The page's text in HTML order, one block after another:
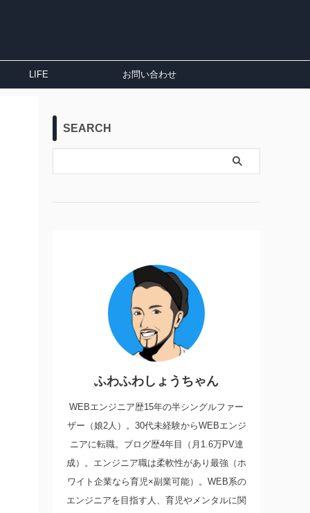
LIFE お問い合わせ
SEARCH
ふわふわしょうちゃん
WEBエンジニア歴15年の半シングルファー
ザー（娘2人）。30代未経験からWEBエンジ
ニアに転職。ブログ歴4年目（月1.6万PV達
成）。エンジニア職は柔軟性があり最強（ホ
ワイト企業なら育児×副業可能）。WEB系の
エンジニアを目指す人、育児やメンタルに関